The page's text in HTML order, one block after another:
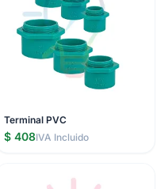
Terminal PVC
$ 408IVA Incluido